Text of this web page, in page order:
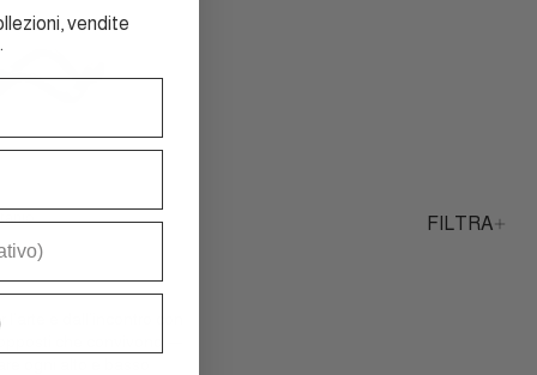
FILTRA
e dall’incontro con
che convivono —
ogni alto e basso
vendite